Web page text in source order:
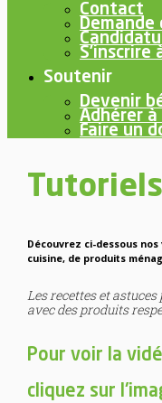
Contact
Demande
Soutenir
Devenir
Adhérer à
Faire un
Tutoriels
Découvrez ci-dessous
cuisine, de produits
Les recettes et
avec des produits
Pour voir la
cliquez sur